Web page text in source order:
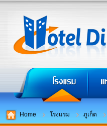
Home โรงแรม ภูเก็ต